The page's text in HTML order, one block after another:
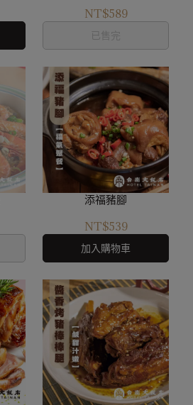
NT$589
已售完
添福豬腳
NT$539
加入購物車